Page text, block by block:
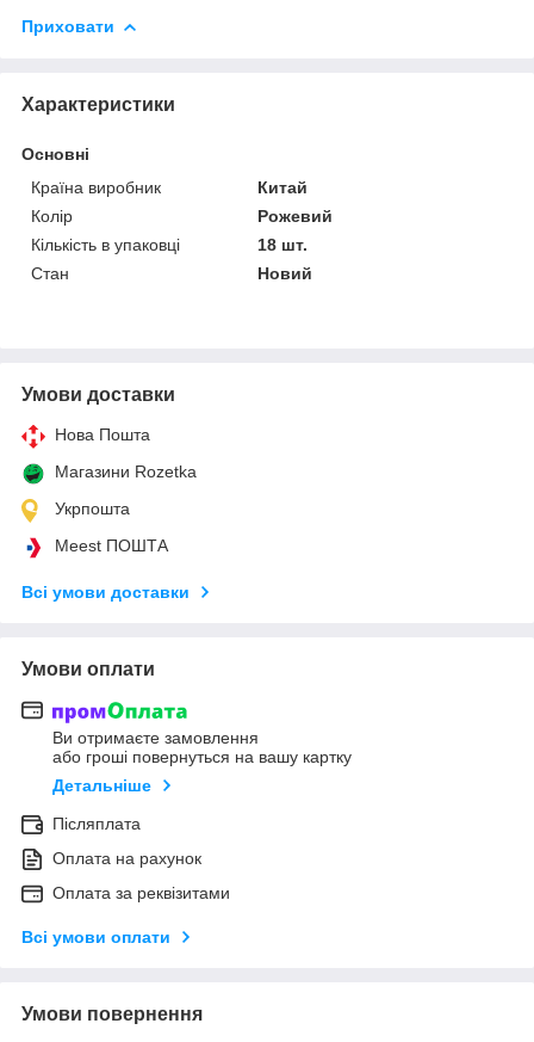
Приховати
Характеристики
Основні
Країна виробник
Китай
Колір
Рожевий
Кількість в упаковці
18 шт.
Стан
Новий
Умови доставки
Нова Пошта
Магазини Rozetka
Укрпошта
Meest ПОШТА
Всі умови доставки
Умови оплати
Ви отримаєте замовлення
або гроші повернуться на вашу картку
Детальніше
Післяплата
Оплата на рахунок
Оплата за реквізитами
Всі умови оплати
Умови повернення